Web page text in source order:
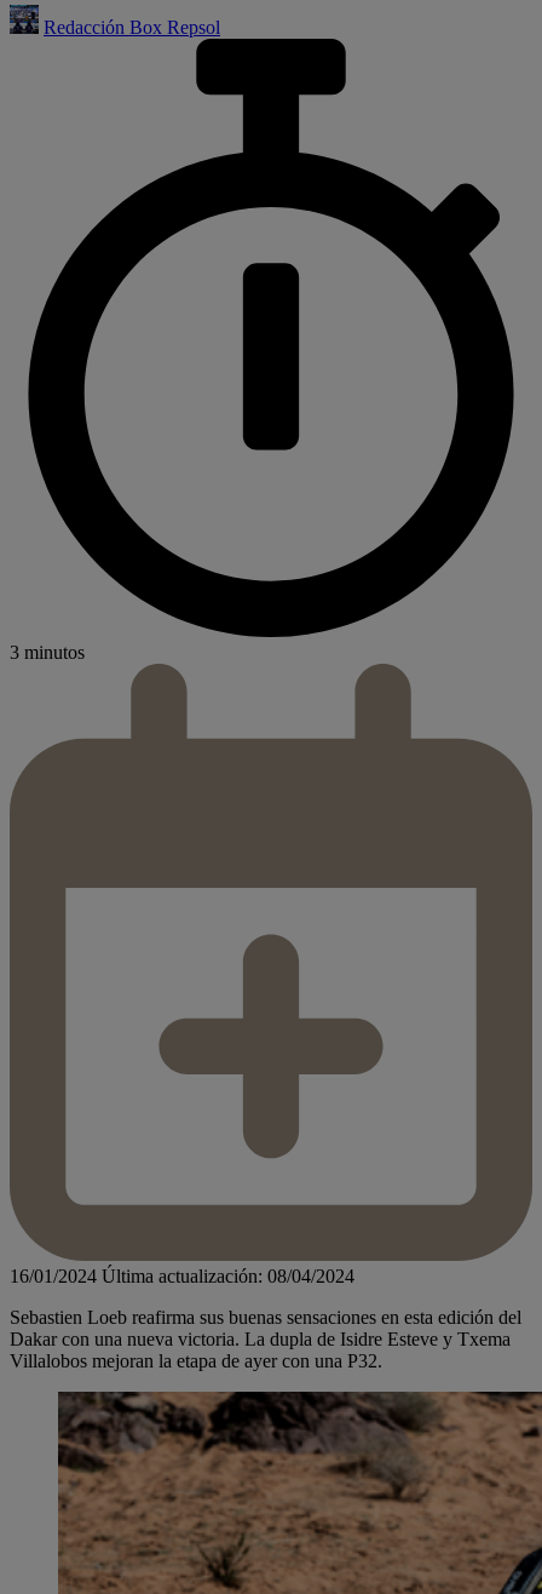
Redacción Box Repsol
3 minutos
16/01/2024 Última actualización: 08/04/2024
Sebastien Loeb reafirma sus buenas sensaciones en esta edición del
Dakar con una nueva victoria. La dupla de Isidre Esteve y Txema
Villalobos mejoran la etapa de ayer con una P32.